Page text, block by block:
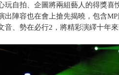
玩自拍、企圖將兩組藝人的得獎
出陣容也在會上搶先揭曉，包含
音、勢在必行2，將精彩演繹十年